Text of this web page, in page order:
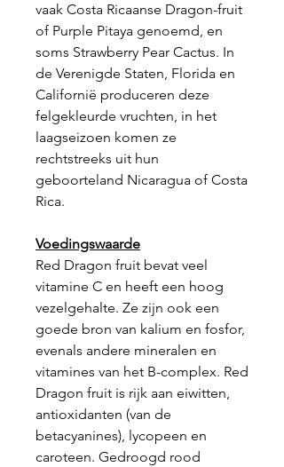
vaak Costa Ricaanse Dragon-fruit
of Purple Pitaya genoemd, en
soms Strawberry Pear Cactus. In
de Verenigde Staten, Florida en
Californië produceren deze
felgekleurde vruchten, in het
laagseizoen komen ze
rechtstreeks uit hun
geboorteland Nicaragua of Costa
Rica.
Voedingswaarde
Red Dragon fruit bevat veel
vitamine C en heeft een hoog
vezelgehalte. Ze zijn ook een
goede bron van kalium en fosfor,
evenals andere mineralen en
vitamines van het B-complex. Red
Dragon fruit is rijk aan eiwitten,
antioxidanten (van de
betacyanines), lycopeen en
caroteen. Gedroogd rood